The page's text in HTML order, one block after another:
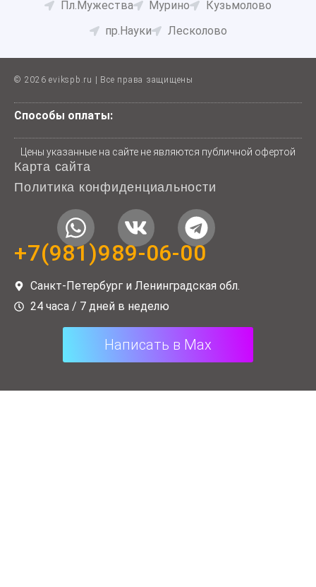
Пл.Мужества
Мурино
Кузьмолово
пр.Науки
Лесколово
© 2026 evikspb.ru | Все права защищены
Способы оплаты:
Цены указанные на сайте не являются публичной офертой
Карта сайта
Политика конфиденциальности
W
h
a
t
s
a
p
p
V
k
T
e
l
e
r
a
m
+7(981)989-06-00
Санкт-Петербург и Ленинградская обл.
24 часа / 7 дней в неделю
Написать в Max